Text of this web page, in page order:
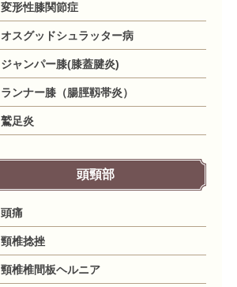
変形性膝関節症
オスグッドシュラッター病
ジャンパー膝(膝蓋腱炎)
ランナー膝（腸脛靱帯炎）
鷲足炎
頭頸部
頭痛
頸椎捻挫
頸椎椎間板ヘルニア